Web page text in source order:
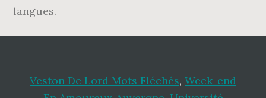
langues.
Veston De Lord Mots Fléchés, Week-end